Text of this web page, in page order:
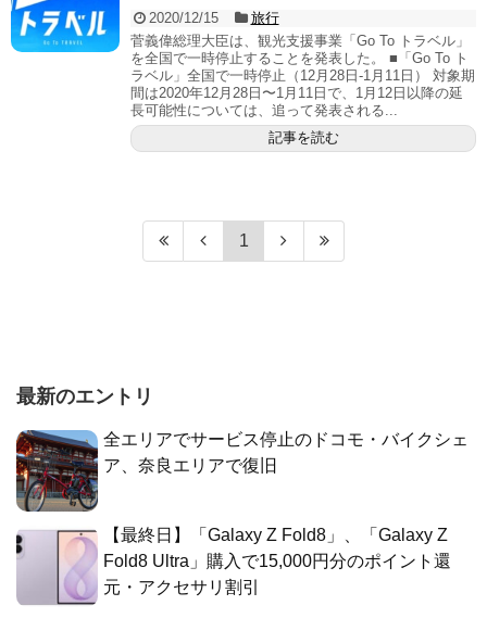
2020/12/15
旅行
菅義偉総理大臣は、観光支援事業「Go To トラベル」
を全国で一時停止することを発表した。 ■「Go To ト
ラベル」全国で一時停止（12月28日-1月11日） 対象期
間は2020年12月28日〜1月11日で、1月12日以降の延
長可能性については、追って発表される...
記事を読む
1
最新のエントリ
全エリアでサービス停止のドコモ・バイクシェ
ア、奈良エリアで復旧
【最終日】「Galaxy Z Fold8」、「Galaxy Z
Fold8 Ultra」購入で15,000円分のポイント還
元・アクセサリ割引